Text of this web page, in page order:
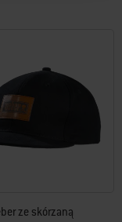
ze skórzaną